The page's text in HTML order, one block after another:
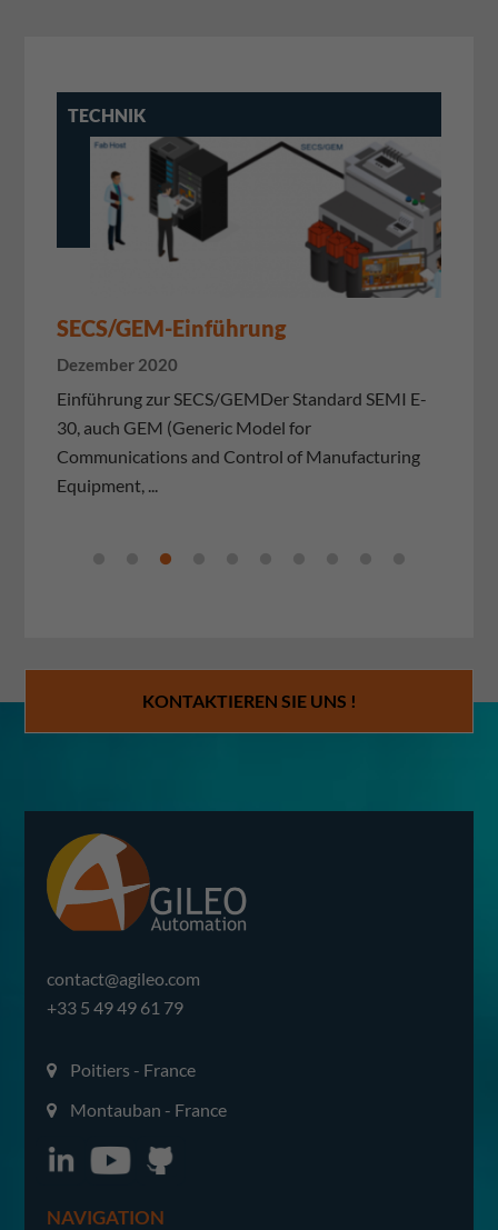
TECHNIK
SECS/GEM-Einführung
Dezember 2020
Einführung zur SECS/GEMDer Standard SEMI E-
30, auch GEM (Generic Model for
Communications and Control of Manufacturing
Equipment, ...
KONTAKTIEREN SIE UNS !
contact@agileo.com
+33 5 49 49 61 79
Poitiers - France
Montauban - France
NAVIGATION